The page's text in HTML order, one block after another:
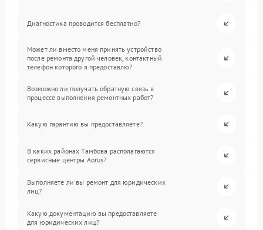
Диагностика проводится бесплатно?
Может ли вместо меня принять устройство
после ремонта другой человек, контактный
телефон которого я предоставлю?
Возможно ли получать обратную связь в
процессе выполнения ремонтных работ?
Какую гарантию вы предоставляете?
В каких районах Тамбова располагаются
сервисные центры Aorus?
Выполняете ли вы ремонт для юридических
лиц?
Какую документацию вы предоставляете
для юридических лиц?